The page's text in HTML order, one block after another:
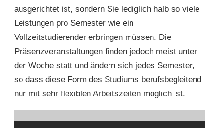
ausgerichtet ist, sondern Sie lediglich halb so viele
Leistungen pro Semester wie ein
Vollzeitstudierender erbringen müssen. Die
Präsenzveranstaltungen finden jedoch meist unter
der Woche statt und ändern sich jedes Semester,
so dass diese Form des Studiums berufsbegleitend
nur mit sehr flexiblen Arbeitszeiten möglich ist.